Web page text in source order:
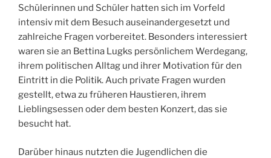
Schülerinnen und Schüler hatten sich im Vorfeld
intensiv mit dem Besuch auseinandergesetzt und
zahlreiche Fragen vorbereitet. Besonders interessiert
waren sie an Bettina Lugks persönlichem Werdegang,
ihrem politischen Alltag und ihrer Motivation für den
Eintritt in die Politik. Auch private Fragen wurden
gestellt, etwa zu früheren Haustieren, ihrem
Lieblingsessen oder dem besten Konzert, das sie
besucht hat.
Darüber hinaus nutzten die Jugendlichen die